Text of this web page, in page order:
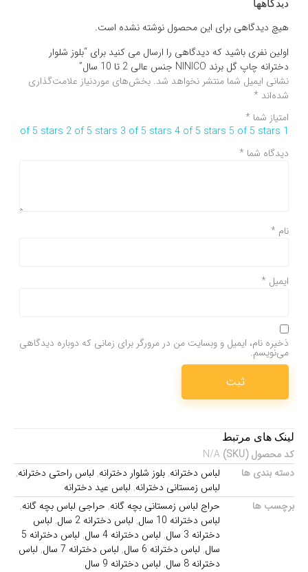
دیدگاهها
هیچ دیدگاهی برای این محصول نوشته نشده است.
اولین نفری باشید که دیدگاهی را ارسال می کنید برای “بلوز شلوار
دخترانه چاپ گل برند NINICO جنس عالی 2 تا 10 سال”
نشانی ایمیل شما منتشر نخواهد شد. بخش‌های موردنیاز علامت‌گذاری
شده‌اند *
امتیاز شما *
1 of 5 stars
2 of 5 stars 3 of 5 stars 4 of 5 stars 5 of 5 stars
دیدگاه شما *
نام *
ایمیل *
ذخیره نام، ایمیل و وبسایت من در مرورگر برای زمانی که دوباره دیدگاهی
می‌نویسم.
لینک های مرتبط
کد محصول (SKU)
N/A
دسته بندی ها
لباس دخترانه,بلوز شلوار دخترانه, لباس راحتی دخترانه,
لباس زمستانی دخترانه, لباس عید دخترانه
برچسب ها
حراج لباس زمستانی بچه گانه, حراجی لباس بچه گانه,
لباس دخترانه 10 سال
, لباس دخترانه 2 سال , لباس
دخترانه 3 سال
, لباس دخترانه 4 سال ,
لباس دخترانه 5
سال, لباس دخترانه 6 سال , لباس دخترانه 7 سال , لباس
دخترانه 8 سال
, لباس دخترانه 9 سال